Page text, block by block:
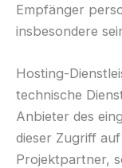
Empfänger
insbesondere
Hosting-
technische
Anbieter des
dieser Zugriff
Projektpartner,